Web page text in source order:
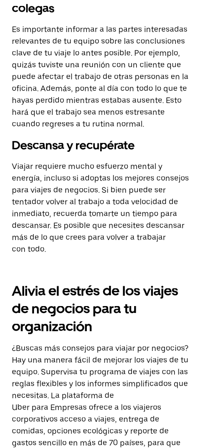
colegas
Es importante informar a las partes interesadas
relevantes de tu equipo sobre las conclusiones
clave de tu viaje lo antes posible. Por ejemplo,
quizás tuviste una reunión con un cliente que
puede afectar el trabajo de otras personas en la
oficina. Además, ponte al día con todo lo que te
hayas perdido mientras estabas ausente. Esto
hará que el trabajo sea menos estresante
cuando regreses a tu rutina normal.
Descansa y recupérate
Viajar requiere mucho esfuerzo mental y
energía, incluso si adoptas los mejores consejos
para viajes de negocios. Si bien puede ser
tentador volver al trabajo a toda velocidad de
inmediato, recuerda tomarte un tiempo para
descansar. Es posible que necesites descansar
más de lo que crees para volver a trabajar
con todo.
Alivia el estrés de los viajes
de negocios para tu
organización
¿Buscas más consejos para viajar por negocios?
Hay una manera fácil de mejorar los viajes de tu
equipo. Supervisa tu programa de viajes con las
reglas flexibles y los informes simplificados que
necesitas. La plataforma de
Uber para Empresas ofrece a los viajeros
corporativos acceso a viajes, entrega de
comidas, opciones ecológicas y reporte de
gastos sencillo en más de 70 países, para que